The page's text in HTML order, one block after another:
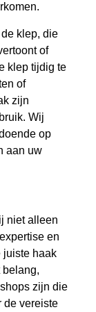
klep, die
of
klep tijdig te
of
zijn
Wij
op
aan uw
niet alleen
en
juiste haak
belang,
zijn die
de vereiste